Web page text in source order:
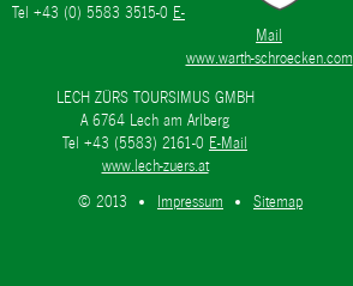
Tel +43 (0) 5583 3515-0 E-
Mail
www.warth-schroecken.com
LECH ZÜRS TOURSIMUS GMBH
A 6764 Lech am Arlberg
Tel +43 (5583) 2161-0 E-Mail
www.lech-zuers.at
© 2013
Impressum Sitemap